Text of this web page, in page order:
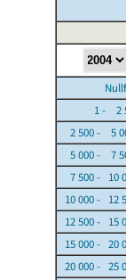
1 - 2
2 500 - 5
5 000 - 7
7 500 - 10
10 000 - 12
12 500 - 15
15 000 - 20
20 000 - 25